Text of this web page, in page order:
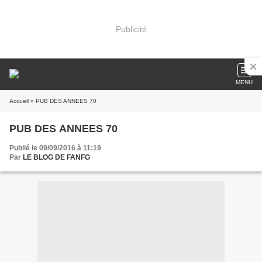
Publicité
MENU
Accueil » PUB DES ANNEES 70
PUB DES ANNEES 70
Publié le 09/09/2016 à 11:19
Par LE BLOG DE FANFG